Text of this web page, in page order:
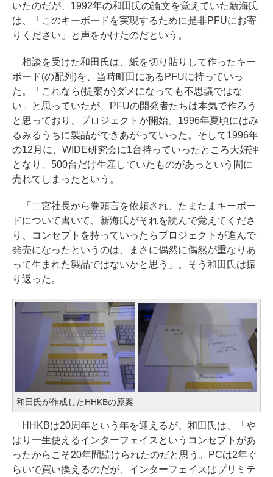
いたのだが、1992年の和田氏の論文を覚えていた新海氏
は、「このキーボードを実現するために是非PFUにお寄
りください」と声をかけたのだという。
相談を受けた和田氏は、紙を切り貼りして作ったキー
ボード(の配列)を、当時町田にあるPFUに持っていっ
た。「これなら(提案が)ダメになっても不思議ではな
い」と思っていたが、PFUの開発者たちは本気で作ろう
と思っており、プロジェクトが開始。1996年夏頃にはみ
るみるうちに製品ができあがっていった。そして1996年
の12月に、WIDE研究会に1台持っていったところ大好評
となり、500台だけ生産していたものがあっという間に
売れてしまったという。
「二宮社長から巻頭言を依頼され、たまたまキーボー
ドについて書いて、新海氏がそれを読んで覚えてくださ
り、コンセプトを持っていったらプロジェクトが進んで
発売になったというのは、まさに偶然に偶然が重なりあ
って生まれた製品ではないかと思う」。そう和田氏は振
り返った。
和田氏が作成したHHKBの原案
HHKBは20周年という年を迎えるが、和田氏は、「や
はり一生使えるインターフェイスというコンセプトがあ
ったからこそ20年間続けられたのだと思う。PCは2年ぐ
らいで買い換えるのだが、インターフェイスはプリミテ